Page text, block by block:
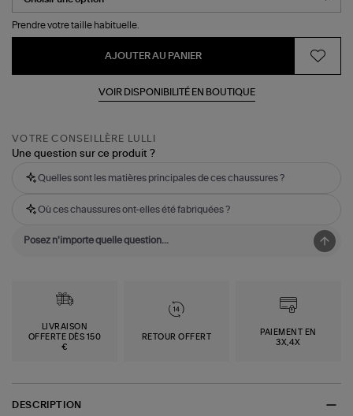
Prendre votre taille habituelle.
AJOUTER AU PANIER
VOIR DISPONIBILITÉ EN BOUTIQUE
VOTRE CONSEILLÈRE LULLI
Une question sur ce produit ?
Quelles sont les matières principales de ces chaussures ?
Où ces chaussures ont-elles été fabriquées ?
LIVRAISON
OFFERTE DÈS 150
€
RETOUR OFFERT
PAIEMENT EN
3X,4X
DESCRIPTION